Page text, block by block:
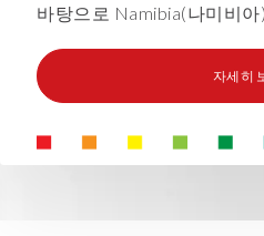
바탕으로 Namibia(나미비아)
자세히